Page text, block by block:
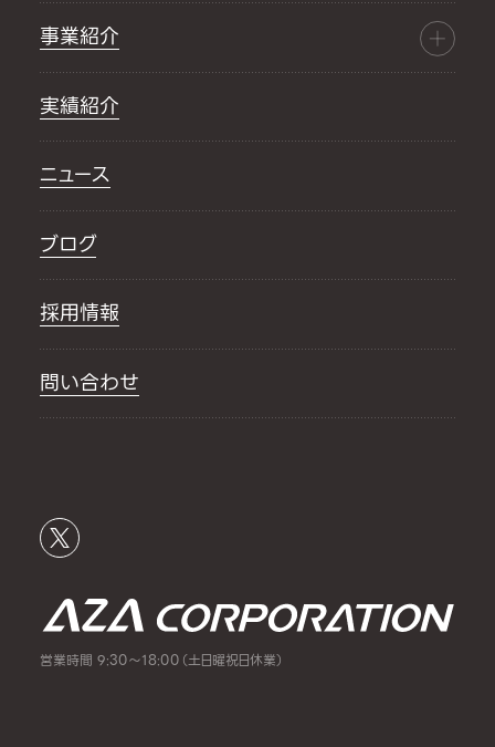
事業紹介
実績紹介
ニュース
ブログ
採用情報
問い合わせ
営業時間 9:30～18:00（土日曜祝日休業）